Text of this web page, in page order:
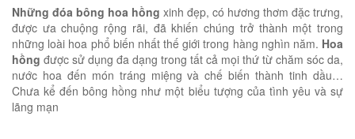
Những đóa bông hoa hồng xinh đẹp, có hương thơm đặc trưng,
được ưa chuộng rộng rãi, đã khiến chúng trở thành một trong
những loài hoa phổ biến nhất thế giới trong hàng nghìn năm. Hoa
hồng được sử dụng đa dạng trong tất cả mọi thứ từ chăm sóc da,
nước hoa đến món tráng miệng và chế biến thành tinh dầu…
Chưa kể đến bông hồng như một biểu tượng của tình yêu và sự
lãng mạn